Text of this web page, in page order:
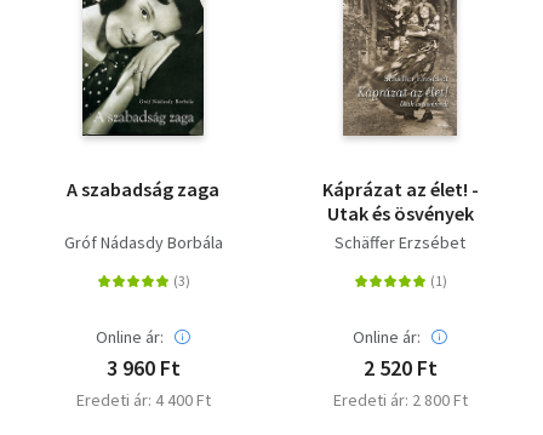
A szabadság zaga
Gróf Nádasdy Borbála
Online ár:
3 960 Ft
Eredeti ár: 4 400 Ft
Káprázat az élet! -
Utak és ösvények
Schäffer Erzsébet
Online ár:
2 520 Ft
Eredeti ár: 2 800 Ft